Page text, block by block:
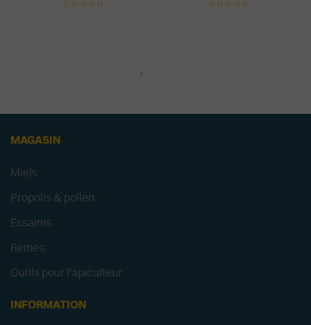
MAGASIN
Miels
Propolis & pollen
Essaims
Reines
Outils pour l'apiculteur
INFORMATION